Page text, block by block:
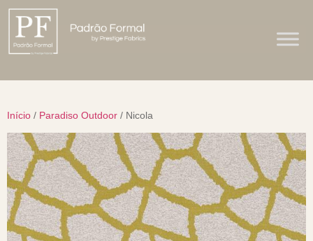
Início / Paradiso Outdoor / Nicola